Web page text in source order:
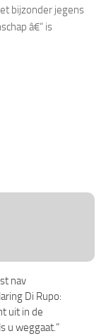
bijzonder jegens
â€“ is
nav
Di Rupo:
uit in de
u weggaat.”